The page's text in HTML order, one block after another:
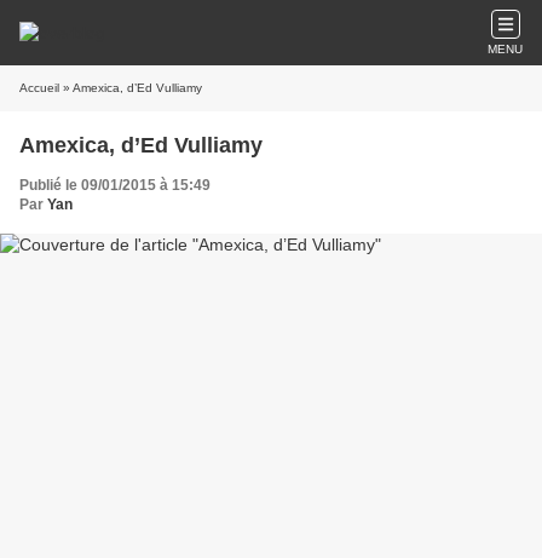
MENU
Accueil » Amexica, d’Ed Vulliamy
Amexica, d’Ed Vulliamy
Publié le 09/01/2015 à 15:49
Par Yan